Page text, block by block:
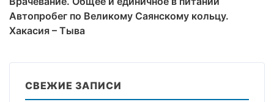
Автопробег по Великому Саянскому кольцу.
Хакасия – Тыва
СВЕЖИЕ ЗАПИСИ